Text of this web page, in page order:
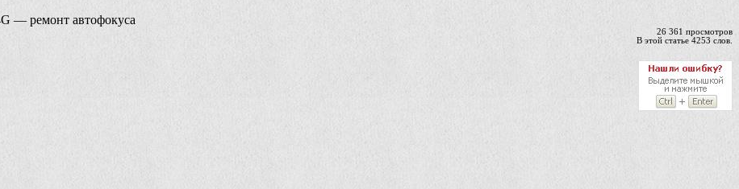
— ремонт автофокуса
26 361 просмотров
В этой статье 4253 слов.